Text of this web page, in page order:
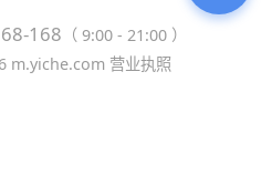
168 （ 9:00 - 21:00 ）
m.yiche.com 营业执照